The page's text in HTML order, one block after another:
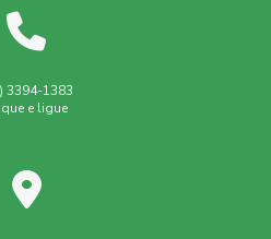
3394-1383
e ligue